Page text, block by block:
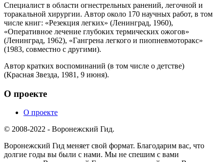
Специалист в области огнестрельных ранений, легочной и
торакальной хирургии. Автор около 170 научных работ, в том
числе книг: «Резекция легких» (Ленинград, 1960),
«Оперативное лечение глубоких термических ожогов»
(Ленинград, 1962), «Гангрена легкого и пиопневмоторакс»
(1983, совместно с другими).
Автор кратких воспоминаний (в том числе о детстве)
(Красная Звезда, 1981, 9 июня).
О проекте
О проекте
© 2008-2022 - Воронежский Гид.
Воронежский Гид меняет свой формат. Благодарим вас, что
долгие годы вы были с нами. Мы не спешим с вами